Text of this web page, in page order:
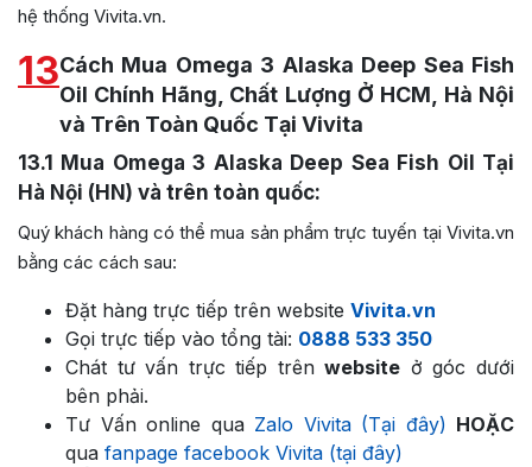
hệ thống Vivita.vn.
13Cách Mua Omega 3 Alaska Deep Sea Fish
Oil Chính Hãng, Chất Lượng Ở HCM, Hà Nội
và Trên Toàn Quốc Tại Vivita
13.1
Mua Omega 3 Alaska Deep Sea Fish Oil Tại
Hà Nội (HN) và trên toàn quốc:
Quý khách hàng có thể mua sản phẩm trực tuyến tại Vivita.vn
bằng các cách sau:
Đặt hàng trực tiếp trên website Vivita.vn
Gọi trực tiếp vào tổng tài: 0888 533 350
Chát tư vấn trực tiếp trênwebsite ở góc dưới
bên phải.
Tư Vấn online quaZalo Vivita (Tại đây) HOẶC
qua fanpage facebook Vivita (tại đây)